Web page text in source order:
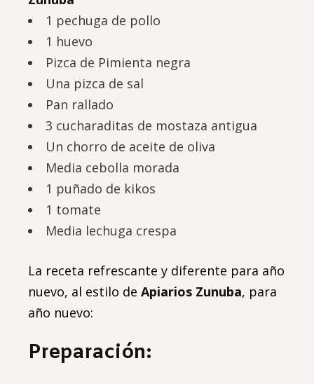
1 pechuga de pollo
1 huevo
Pizca de Pimienta negra
Una pizca de sal
Pan rallado
3 cucharaditas de mostaza antigua
Un chorro de aceite de oliva
Media cebolla morada
1 puñado de kikos
1 tomate
Media lechuga crespa
La receta refrescante y diferente para año
nuevo, al estilo deApiarios Zunuba, para
año nuevo:
Preparación: